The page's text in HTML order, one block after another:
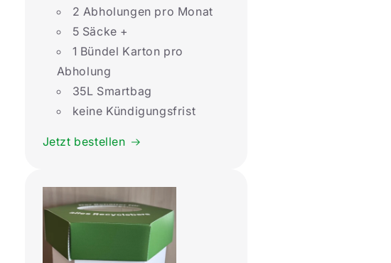
2 Abholungen pro Monat
5 Säcke +
1 Bündel Karton pro
Abholung
35L Smartbag
keine Kündigungsfrist
Jetzt bestellen